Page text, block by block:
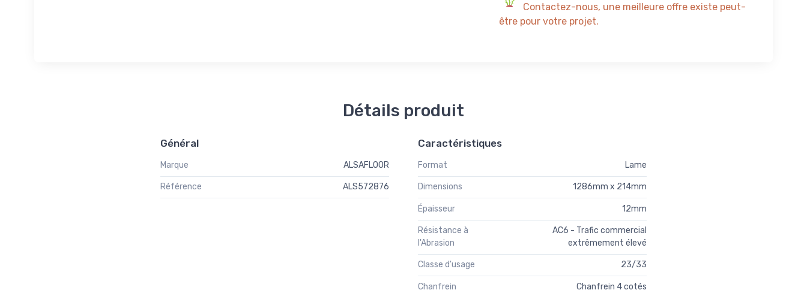
Contactez-nous, une meilleure offre existe peut-
être pour votre projet.
Détails produit
Général
Marque ALSAFLOOR
Référence ALS572876
Caractéristiques
Format Lame
Dimensions 1286mm x 214mm
Épaisseur 12mm
Résistance à
l'Abrasion
AC6 - Trafic commercial
extrêmement élevé
Classe d'usage 23/33
Chanfrein Chanfrein 4 cotés